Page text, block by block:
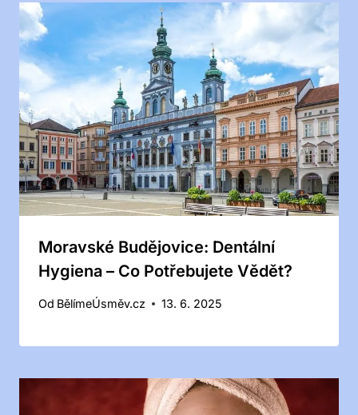
Moravské Budějovice: Dentální
Hygiena – Co Potřebujete Vědět?
Od BělímeÚsměv.cz 13. 6. 2025